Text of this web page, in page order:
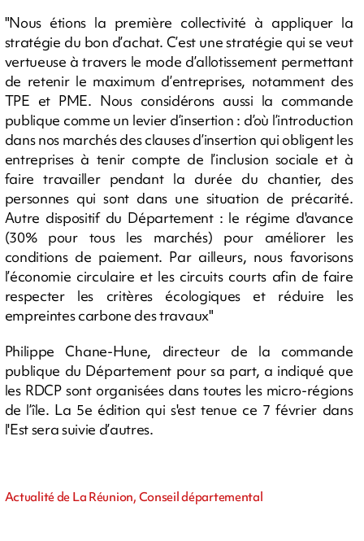
"Nous étions la première collectivité à appliquer la
stratégie du bon d’achat. C’est une stratégie qui se veut
vertueuse à travers le mode d’allotissement permettant
de retenir le maximum d’entreprises, notamment des
TPE et PME. Nous considérons aussi la commande
publique comme un levier d’insertion : d’où l’introduction
dans nos marchés des clauses d’insertion qui obligent les
entreprises à tenir compte de l’inclusion sociale et à
faire travailler pendant la durée du chantier, des
personnes qui sont dans une situation de précarité.
Autre dispositif du Département : le régime d'avance
(30% pour tous les marchés) pour améliorer les
conditions de paiement. Par ailleurs, nous favorisons
l’économie circulaire et les circuits courts afin de faire
respecter les critères écologiques et réduire les
empreintes carbone des travaux"
Philippe Chane-Hune, directeur de la commande
publique du Département pour sa part, a indiqué que
les RDCP sont organisées dans toutes les micro-régions
de l’île. La 5e édition qui s'est tenue ce 7 février dans
l'Est sera suivie d’autres.
Actualité de La Réunion, Conseil départemental